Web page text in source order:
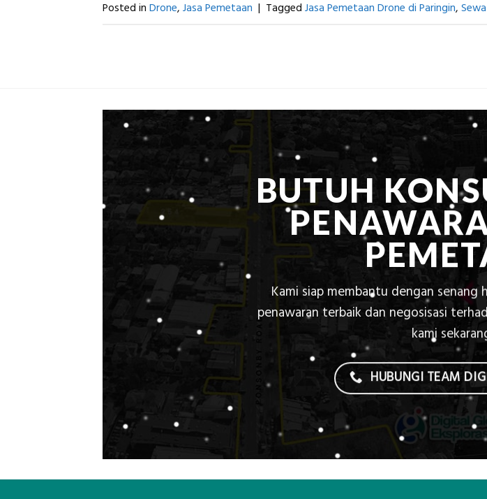
Posted in Drone, Jasa Pemetaan | Tagged Jasa Pemetaan Drone di Paringin,
BUTUH
Kami siap membantu dengan senang
penawaran terbaik dan negosisasi
kami
HUBUNGI TEAM